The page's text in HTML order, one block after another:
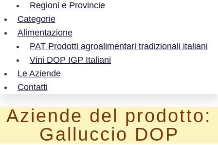
Regioni e Provincie
Categorie
Alimentazione
PAT Prodotti agroalimentari tradizionali italiani
Vini DOP IGP Italiani
Le Aziende
Contatti
Aziende del prodotto:
Galluccio DOP